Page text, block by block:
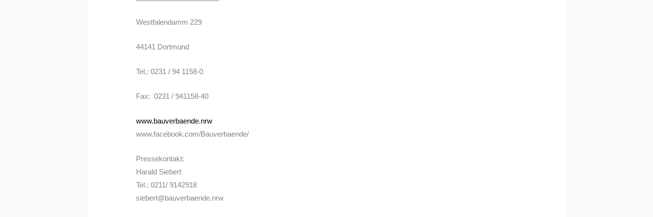
Westfalendamm 229
44141 Dortmund
Tel.: 0231 / 94 1158-0
Fax: 0231 / 941158-40
www.bauverbaende.nrw
www.facebook.com/Bauverbaende/
Pressekontakt:
Harald Siebert
Tel.: 0211/ 9142918
siebert@bauverbaende.nrw